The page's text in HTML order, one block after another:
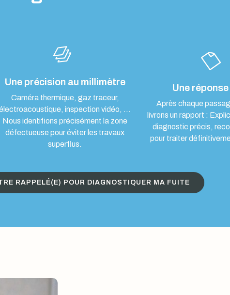
Une précision au millimètre
Caméra thermique, gaz traceur,
inspection vidéo, …
Nous identifions précisément la zone
défectueuse pour éviter les travaux
superflus.
Une
Après chaque
livrons un rapport :
diagnostic précis,
pour traiter
RAPPELÉ(E) POUR DIAGNOSTIQUER MA FUITE